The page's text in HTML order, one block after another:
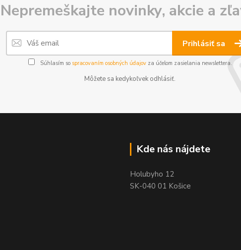
Nepremeškajte novinky, akcie a
Prihlásiť sa
Súhlasím so spracovaním osobných údajovza účelom zasielania newslettera.
Môžete sa kedykoľvek odhlásiť.
Kde nás nájdete
Holubyho 12
SK-040 01 Košice